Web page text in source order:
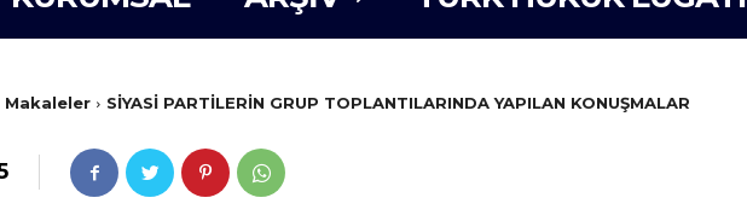
Makaleler SİYASİ PARTİLERİN GRUP TOPLANTILARINDA YAPILAN KONUŞMALAR